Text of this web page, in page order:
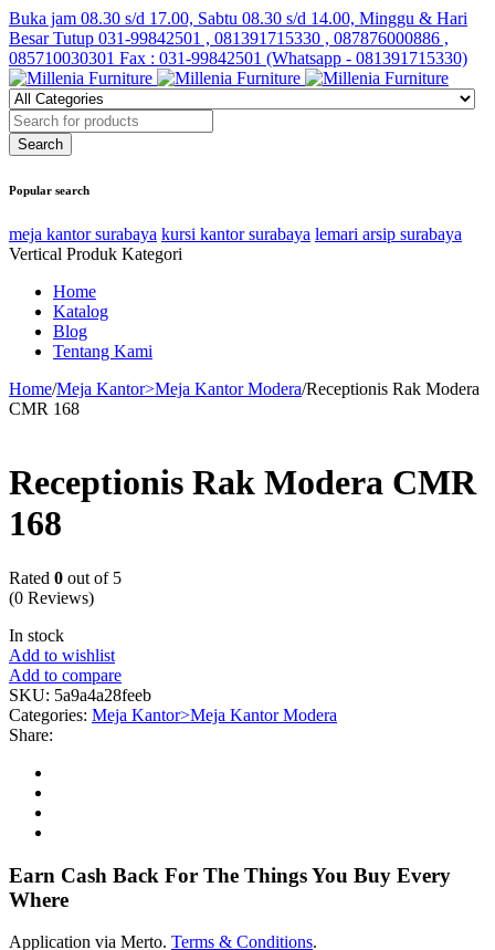
Buka jam 08.30 s/d 17.00, Sabtu 08.30 s/d 14.00, Minggu & Hari
Besar Tutup 031-99842501 , 081391715330 , 087876000886 ,
085710030301 Fax : 031-99842501 (Whatsapp - 081391715330)
Popular search
meja kantor surabaya kursi kantor surabaya lemari arsip surabaya
Vertical Produk Kategori
Home
Katalog
Blog
Tentang Kami
Home/Meja Kantor>Meja Kantor Modera/Receptionis Rak Modera
CMR 168
Receptionis Rak Modera CMR
168
Rated 0 out of 5
(0 Reviews)
In stock
Add to wishlist
Add to compare
SKU: 5a9a4a28feeb
Categories: Meja Kantor>Meja Kantor Modera
Share:
Earn Cash Back For The Things You Buy Every
Where
Application via Merto. Terms & Conditions.